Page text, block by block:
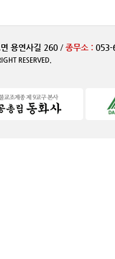
용연사길 260 / 종무소 : 053-
RESERVED.